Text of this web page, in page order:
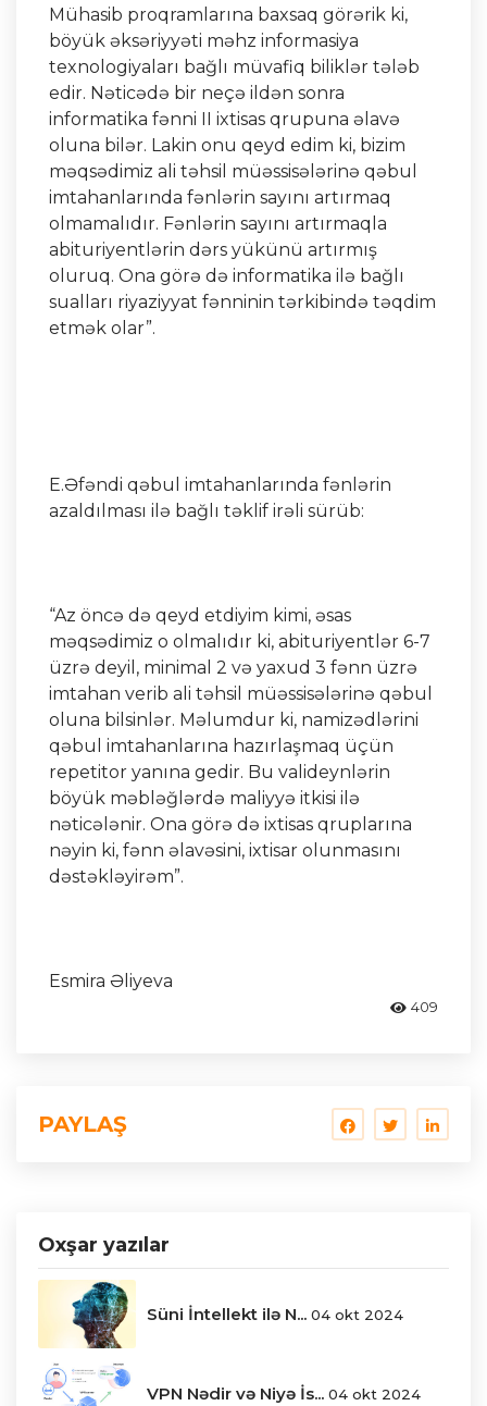
Mühasib proqramlarına baxsaq görərik ki,
böyük əksəriyyəti məhz informasiya
texnologiyaları bağlı müvafiq biliklər tələb
edir. Nəticədə bir neçə ildən sonra
informatika fənni II ixtisas qrupuna əlavə
oluna bilər. Lakin onu qeyd edim ki, bizim
məqsədimiz ali təhsil müəssisələrinə qəbul
imtahanlarında fənlərin sayını artırmaq
olmamalıdır. Fənlərin sayını artırmaqla
abituriyentlərin dərs yükünü artırmış
oluruq. Ona görə də informatika ilə bağlı
sualları riyaziyyat fənninin tərkibində təqdim
etmək olar”.
E.Əfəndi qəbul imtahanlarında fənlərin
azaldılması ilə bağlı təklif irəli sürüb:
“Az öncə də qeyd etdiyim kimi, əsas
məqsədimiz o olmalıdır ki, abituriyentlər 6-7
üzrə deyil, minimal 2 və yaxud 3 fənn üzrə
imtahan verib ali təhsil müəssisələrinə qəbul
oluna bilsinlər. Məlumdur ki, namizədlərini
qəbul imtahanlarına hazırlaşmaq üçün
repetitor yanına gedir. Bu valideynlərin
böyük məbləğlərdə maliyyə itkisi ilə
nəticələnir. Ona görə də ixtisas qruplarına
nəyin ki, fənn əlavəsini, ixtisar olunmasını
dəstəkləyirəm”.
Esmira Əliyeva
409
PAYLAŞ
Oxşar yazılar
Süni İntellekt ilə N... 04 okt 2024
VPN Nədir və Niyə İs... 04 okt 2024